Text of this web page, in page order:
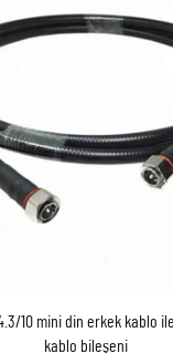
10 mini din erkek kablo
kablo bileşeni